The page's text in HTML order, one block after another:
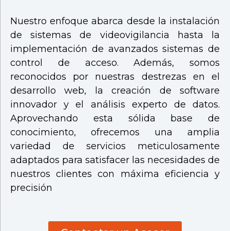
Nuestro enfoque abarca desde la instalación
de sistemas de videovigilancia hasta la
implementación de avanzados sistemas de
control de acceso. Además, somos
reconocidos por nuestras destrezas en el
desarrollo web, la creación de software
innovador y el análisis experto de datos.
Aprovechando esta sólida base de
conocimiento, ofrecemos una amplia
variedad de servicios meticulosamente
adaptados para satisfacer las necesidades de
nuestros clientes con máxima eficiencia y
precisión